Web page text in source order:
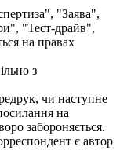
"Заява",
"Тест-драйв",
на правах
з
чи наступне
на
забороняється.
є автор